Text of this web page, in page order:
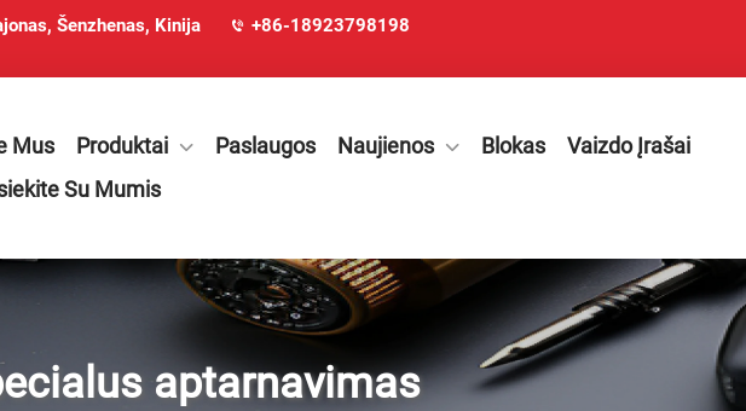
Šenzhenas, Kinija
+86-18923798198
Mus Produktai Paslaugos Naujienos Blokas
Vaizdo Įrašai
Su Mumis
aptarnavimas